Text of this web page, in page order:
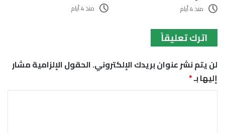
منذ 4 أيام منذ 4 أيام
اترك تعليقاً
لن يتم نشر عنوان بريدك الإلكتروني.الحقول الإلزامية مشار
إليها بـ*